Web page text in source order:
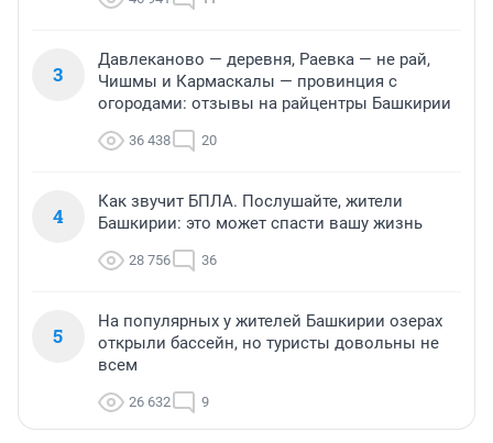
3
Давлеканово — деревня, Раевка — не рай,
Чишмы и Кармаскалы — провинция с
огородами: отзывы на райцентры Башкирии
36 438 20
4
Как звучит БПЛА. Послушайте, жители
Башкирии: это может спасти вашу жизнь
28 756 36
5
На популярных у жителей Башкирии озерах
открыли бассейн, но туристы довольны не
всем
26 632 9